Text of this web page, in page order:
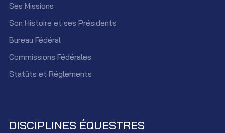
Ses Missions
Son Histoire et ses Présidents
Bureau Fédéral
Commissions Fédérales
Statûts et Réglements
DISCIPLINES ÉQUESTRES